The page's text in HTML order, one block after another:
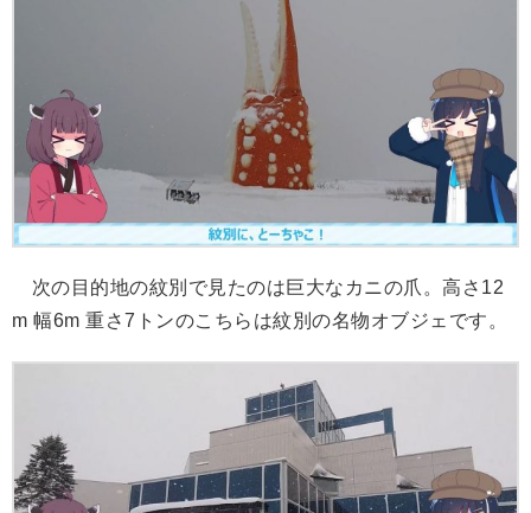
次の目的地の紋別で見たのは巨大なカニの爪。高さ12
m 幅6m 重さ7トンのこちらは紋別の名物オブジェです。